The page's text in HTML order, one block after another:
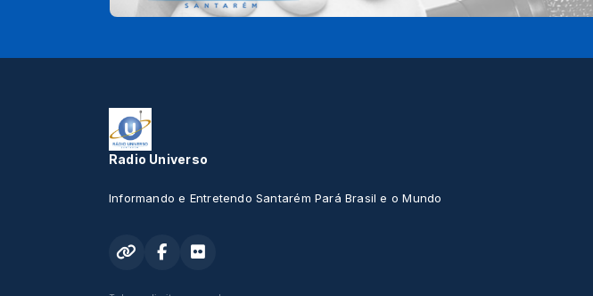
Radio Universo
Informando e Entretendo Santarém Pará Brasil e o Mundo